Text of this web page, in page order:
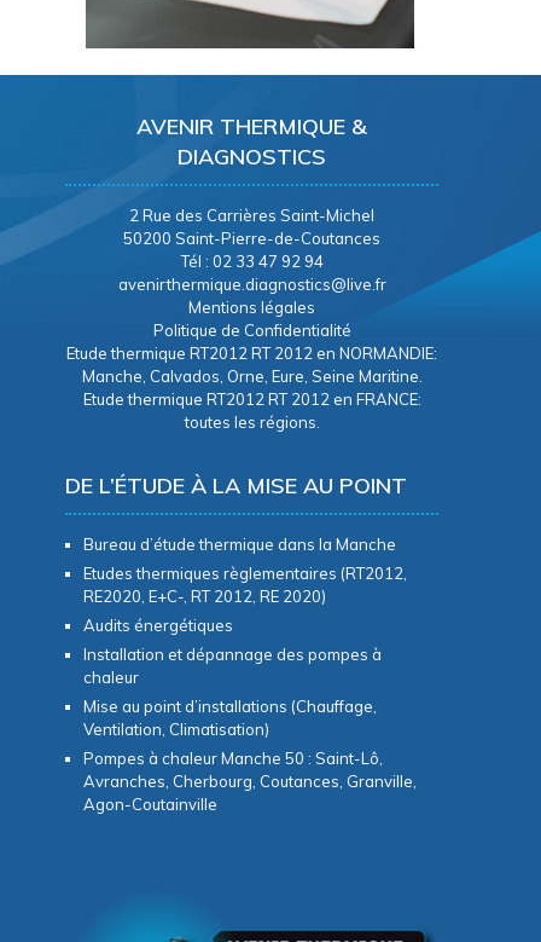
AVENIR THERMIQUE &
DIAGNOSTICS
2 Rue des Carrières Saint-Michel
50200 Saint-Pierre-de-Coutances
Tél : 02 33 47 92 94
avenirthermique.diagnostics@live.fr
Mentions légales
Politique de Confidentialité
Etude thermique RT2012 RT 2012 en NORMANDIE:
Manche, Calvados, Orne, Eure, Seine Maritine.
Etude thermique RT2012 RT 2012 en FRANCE:
toutes les régions.
DE L’ÉTUDE À LA MISE AU POINT
Bureau d’étude thermique dans la Manche
Etudes thermiques règlementaires (RT2012,
RE2020, E+C-, RT 2012, RE 2020)
Audits énergétiques
Installation et dépannage des pompes à
chaleur
Mise au point d’installations (Chauffage,
Ventilation, Climatisation)
Pompes à chaleur Manche 50 : Saint-Lô,
Avranches, Cherbourg, Coutances, Granville,
Agon-Coutainville